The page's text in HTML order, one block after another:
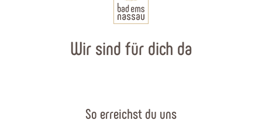
Wir sind für dich da
So erreichst du uns